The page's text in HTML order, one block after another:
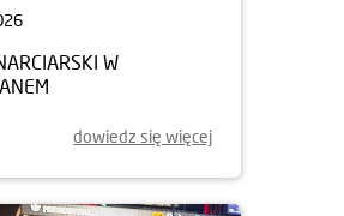
W
dowiedz się więcej